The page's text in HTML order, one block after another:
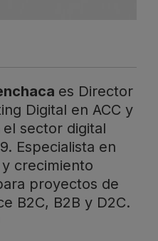
es Director
Digital en ACC y
sector digital
Especialista en
y crecimiento
proyectos de
B2C, B2B y D2C.